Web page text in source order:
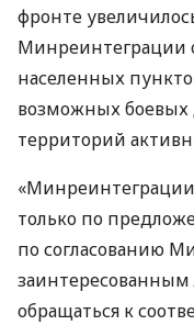
фронте
Минреинтеграции
населенных
возможных боевых
территорий
только по
по согласованию
обращаться к